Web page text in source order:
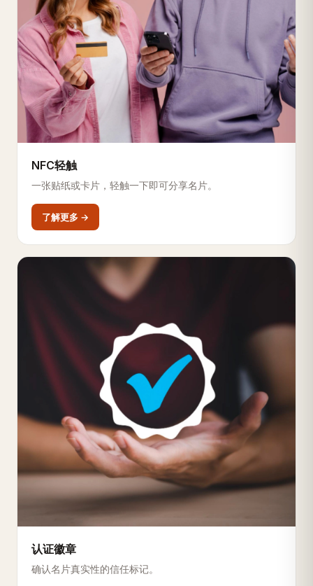
NFC轻触
一张贴纸或卡片，轻触一下即可分享名片。
了解更多 →
认证徽章
确认名片真实性的信任标记。